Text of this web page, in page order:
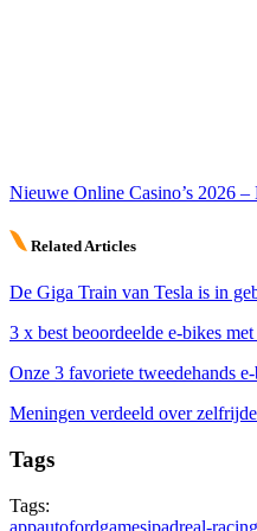
Nieuwe Online Casino’s 2026
Related Articles
De Giga Train van Tesla is in
3 x best beoordeelde e-bikes
Onze 3 favoriete tweedehands
Meningen verdeeld over
Tags
Tags:
appautofordgamesipadreal-racing